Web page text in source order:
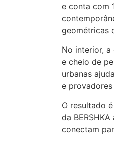
e conta com
geométricas
No interior,
e cheio de
urbanas
e
O resultado
da
conectam